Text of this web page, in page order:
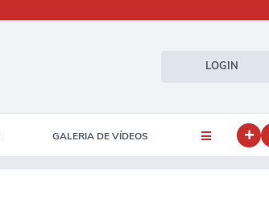
LOGIN
GALERIA DE VÍDEOS